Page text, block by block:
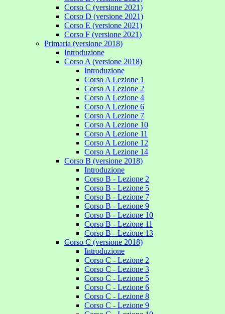
Corso C (versione 2021)
Corso D (versione 2021)
Corso E (versione 2021)
Corso F (versione 2021)
Primaria (versione 2018)
Introduzione
Corso A (versione 2018)
Introduzione
Corso A Lezione 1
Corso A Lezione 2
Corso A Lezione 4
Corso A Lezione 6
Corso A Lezione 7
Corso A Lezione 10
Corso A Lezione 11
Corso A Lezione 12
Corso A Lezione 14
Corso B (versione 2018)
Introduzione
Corso B - Lezione 2
Corso B - Lezione 5
Corso B - Lezione 7
Corso B - Lezione 9
Corso B - Lezione 10
Corso B - Lezione 11
Corso B - Lezione 13
Corso C (versione 2018)
Introduzione
Corso C - Lezione 2
Corso C - Lezione 3
Corso C - Lezione 5
Corso C - Lezione 6
Corso C - Lezione 8
Corso C - Lezione 9